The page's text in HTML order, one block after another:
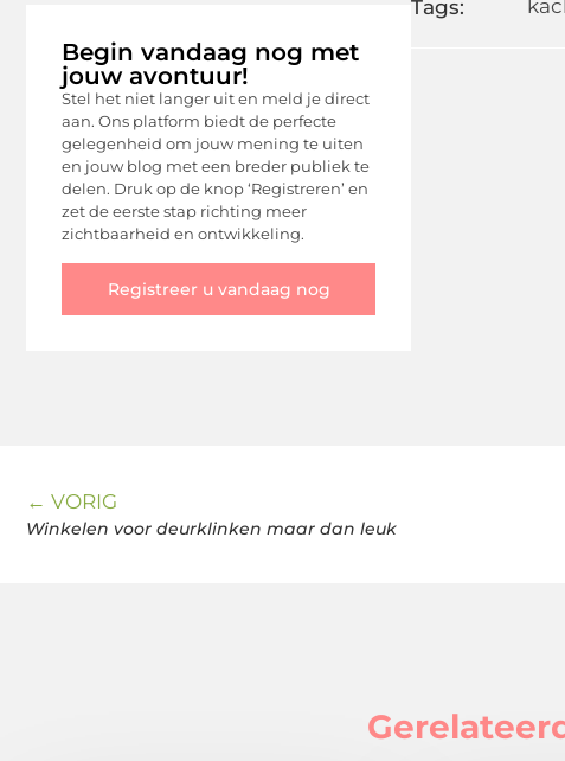
Begin vandaag nog met
jouw avontuur!
Stel het niet langer uit en meld je direct
aan. Ons platform biedt de perfecte
gelegenheid om jouw mening te uiten
en jouw blog met een breder publiek te
delen. Druk op de knop ‘Registreren’ en
zet de eerste stap richting meer
zichtbaarheid en ontwikkeling.
Registreer u vandaag nog
Tags:
← VORIG
Winkelen voor deurklinken maar dan leuk